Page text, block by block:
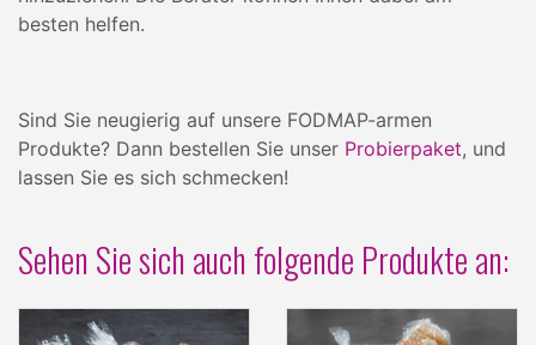
besten helfen.
Sind Sie neugierig auf unsere FODMAP-armen
Produkte? Dann bestellen Sie unser Probierpaket, und
lassen Sie es sich schmecken!
Sehen Sie sich auch folgende Produkte an: